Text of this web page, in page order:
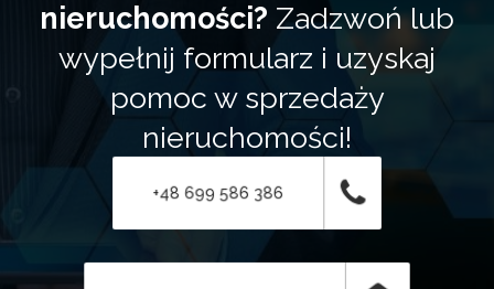
nieruchomości? Zadzwoń lub
wypełnij formularz i uzyskaj
pomoc w sprzedaży
nieruchomości!
+48 699 586 386